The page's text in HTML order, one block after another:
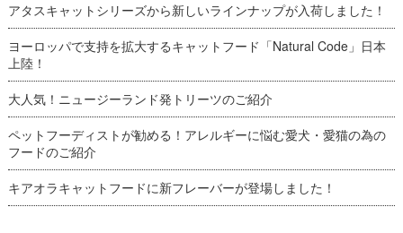
アタスキャットシリーズから新しいラインナップが入荷しました！
ヨーロッパで支持を拡大するキャットフード「Natural Code」日本
上陸！
大人気！ニュージーランド発トリーツのご紹介
ペットフーディストが勧める！アレルギーに悩む愛犬・愛猫の為の
フードのご紹介
キアオラキャットフードに新フレーバーが登場しました！